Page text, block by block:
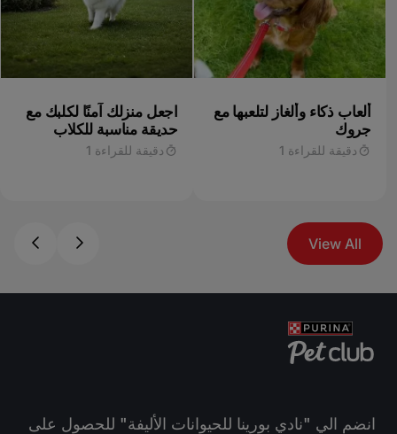
ألعاب ذكاء وألغاز لتلعبها مع
جروك
دقيقة للقراءة 1
اجعل منزلك آمنًا لكلبك مع
حديقة مناسبة للكلاب
دقيقة للقراءة 1
View All
انضم الي "نادي بورينا للحيوانات الأليفة" للحصول على